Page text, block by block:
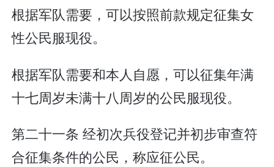
根据军队需要，可以按照前款规定征集女
性公民服现役。
根据军队需要和本人自愿，可以征集年满
十七周岁未满十八周岁的公民服现役。
第二十一条 经初次兵役登记并初步审查符
合征集条件的公民，称应征公民。